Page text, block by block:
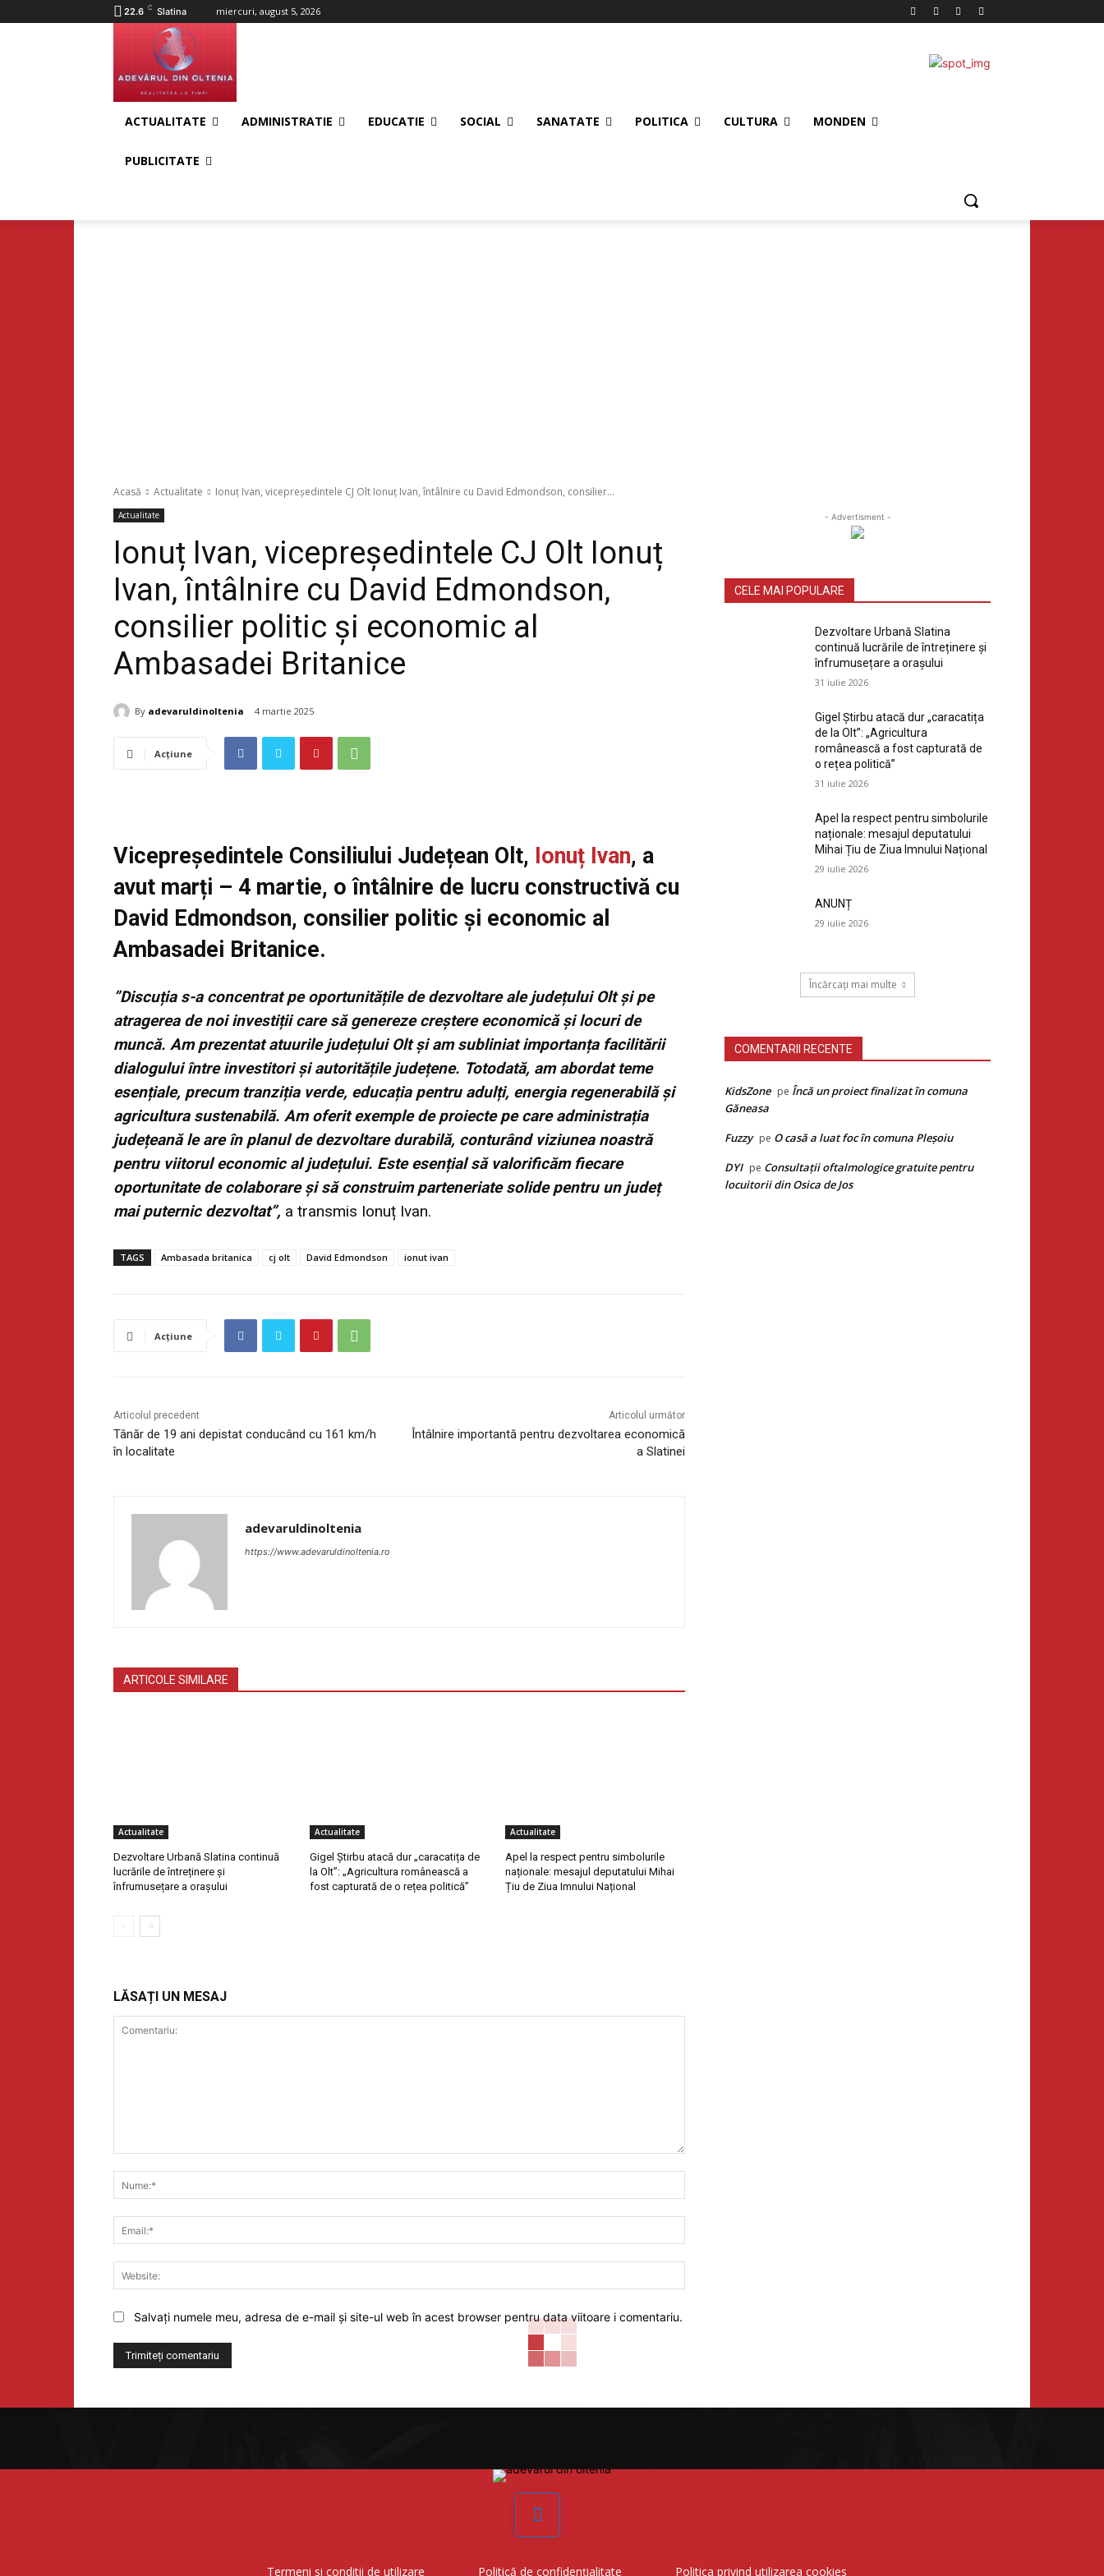
22.6 C Slatina miercuri, august 5, 2026
ACTUALITATE ADMINISTRATIE EDUCATIE SOCIAL SANATATE POLITICA CULTURA MONDEN
PUBLICITATE
Acasă Actualitate Ionuț Ivan, vicepreședintele CJ Olt Ionuț Ivan, întâlnire cu David Edmondson, consilier...
Actualitate
Ionuț Ivan, vicepreședintele CJ Olt Ionuț
Ivan, întâlnire cu David Edmondson,
consilier politic și economic al
Ambasadei Britanice
By adevaruldinoltenia 4 martie 2025
Acțiune
Vicepreședintele Consiliului Județean Olt, Ionuț Ivan, a
avut marți – 4 martie, o întâlnire de lucru constructivă cu
David Edmondson, consilier politic și economic al
Ambasadei Britanice.
”Discuția s-a concentrat pe oportunitățile de dezvoltare ale județului Olt și pe
atragerea de noi investiții care să genereze creștere economică și locuri de
muncă. Am prezentat atuurile județului Olt și am subliniat importanța facilitării
dialogului între investitori și autoritățile județene. Totodată, am abordat teme
esențiale, precum tranziția verde, educația pentru adulți, energia regenerabilă și
agricultura sustenabilă. Am oferit exemple de proiecte pe care administrația
județeană le are în planul de dezvoltare durabilă, conturând viziunea noastră
pentru viitorul economic al județului. Este esențial să valorificăm fiecare
oportunitate de colaborare și să construim parteneriate solide pentru un județ
mai puternic dezvoltat”, a transmis Ionuț Ivan.
TAGS Ambasada britanica cj olt David Edmondson ionut ivan
Acțiune
Articolul precedent
Tânăr de 19 ani depistat conducând cu 161 km/h
în localitate
Articolul următor
Întâlnire importantă pentru dezvoltarea economică
a Slatinei
adevaruldinoltenia
https://www.adevaruldinoltenia.ro
ARTICOLE SIMILARE
Actualitate
Dezvoltare Urbană Slatina continuă
lucrările de întreținere și
înfrumusețare a orașului
Actualitate
Gigel Știrbu atacă dur „caracatița de
la Olt”: „Agricultura românească a
fost capturată de o rețea politică”
Actualitate
Apel la respect pentru simbolurile
naționale: mesajul deputatului Mihai
Țiu de Ziua Imnului Național
LĂSAȚI UN MESAJ
Salvați numele meu, adresa de e-mail și site-ul web în acest browser pentru data viitoare i comentariu.
- Advertisment -
CELE MAI POPULARE
Dezvoltare Urbană Slatina
continuă lucrările de întreținere și
înfrumusețare a orașului
31 iulie 2026
Gigel Știrbu atacă dur „caracatița
de la Olt”: „Agricultura
românească a fost capturată de
o rețea politică”
31 iulie 2026
Apel la respect pentru simbolurile
naționale: mesajul deputatului
Mihai Țiu de Ziua Imnului Național
29 iulie 2026
ANUNȚ
29 iulie 2026
Încărcați mai multe
COMENTARII RECENTE
KidsZone pe Încă un proiect finalizat în comuna
Găneasa
Fuzzy pe O casă a luat foc în comuna Pleșoiu
DYI pe Consultații oftalmologice gratuite pentru
locuitorii din Osica de Jos
Termeni si conditii de utilizare Politică de confidențialitate Politica privind utilizarea cookies